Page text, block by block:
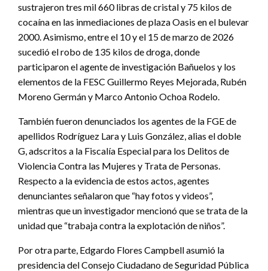
sustrajeron tres mil 660 libras de cristal y 75 kilos de
cocaína en las inmediaciones de plaza Oasis en el bulevar
2000. Asimismo, entre el 10 y el 15 de marzo de 2026
sucedió el robo de 135 kilos de droga, donde
participaron el agente de investigación Bañuelos y los
elementos de la FESC Guillermo Reyes Mejorada, Rubén
Moreno Germán y Marco Antonio Ochoa Rodelo.
También fueron denunciados los agentes de la FGE de
apellidos Rodríguez Lara y Luis González, alias el doble
G, adscritos a la Fiscalía Especial para los Delitos de
Violencia Contra las Mujeres y Trata de Personas.
Respecto a la evidencia de estos actos, agentes
denunciantes señalaron que “hay fotos y videos”,
mientras que un investigador mencionó que se trata de la
unidad que “trabaja contra la explotación de niños”.
Por otra parte, Edgardo Flores Campbell asumió la
presidencia del Consejo Ciudadano de Seguridad Pública